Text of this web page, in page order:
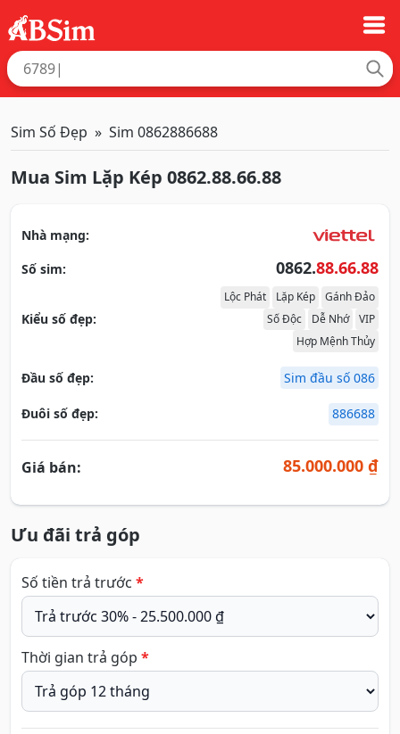
Sim Số Đẹp Sim 0862886688
Mua Sim Lặp Kép 0862.88.66.88
Nhà mạng:
Số sim:
0862.88.66.88
Kiểu số đẹp:
Lộc Phát Lặp Kép
Gánh Đảo
Số Độc
Dễ Nhớ
VIP
Hợp Mệnh Thủy
Đầu số đẹp: Sim đầu số 086
Đuôi số đẹp: 886688
Giá bán: 85.000.000 ₫
Ưu đãi trả góp
Số tiền trả trước *
Thời gian trả góp *